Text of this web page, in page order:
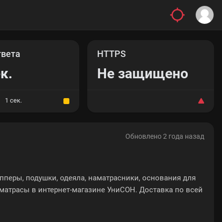
1 сек.
HTTPS
Не защищено
Обновлено 2 года назад
подушки, одеяла, наматрасники, основания для
в интернет-магазине УниСОН. Доставка по всей